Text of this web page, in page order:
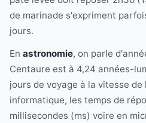
de marinade s'expriment
jours.
En astronomie, on parle
Centaure est à 4,24 années-
jours de voyage à la vitesse de
informatique, les temps de
millisecondes (ms) voire en